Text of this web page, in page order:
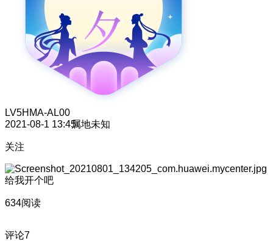
LV5HMA-AL00
2021-08-1 13:45属地未知
关注
给我开个吧
634阅读
评论7